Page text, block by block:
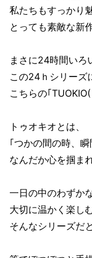
私たちもすっかり
とっても素敵な新
まさに24時間いろ
この24ｈシリーズ
こちらの｢TUOKIO(
トゥオキオとは、
｢つかの間の時、瞬
なんだか心を掴ま
一日の中のわずか
大切に温かく楽し
そんなシリーズだ